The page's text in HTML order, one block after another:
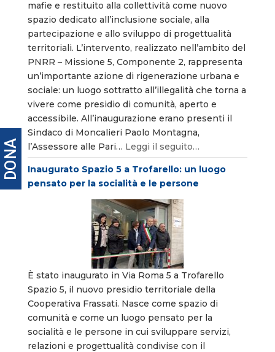
mafie e restituito alla collettività come nuovo
spazio dedicato all’inclusione sociale, alla
partecipazione e allo sviluppo di progettualità
territoriali. L’intervento, realizzato nell’ambito del
PNRR – Missione 5, Componente 2, rappresenta
un’importante azione di rigenerazione urbana e
sociale: un luogo sottratto all’illegalità che torna a
vivere come presidio di comunità, aperto e
accessibile. All’inaugurazione erano presenti il
Sindaco di Moncalieri Paolo Montagna,
l’Assessore alle Pari… Leggi il seguito…
Inaugurato Spazio 5 a Trofarello: un luogo
pensato per la socialità e le persone
È stato inaugurato in Via Roma 5 a Trofarello
Spazio 5, il nuovo presidio territoriale della
Cooperativa Frassati. Nasce come spazio di
comunità e come un luogo pensato per la
socialità e le persone in cui sviluppare servizi,
relazioni e progettualità condivise con il
DONA